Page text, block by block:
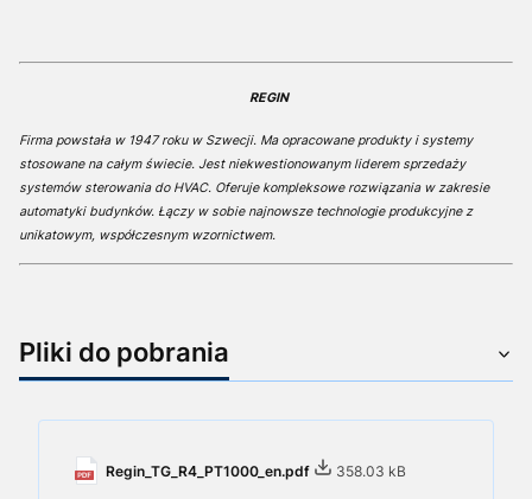
REGIN
Firma powstała w 1947 roku w Szwecji. Ma opracowane produkty i systemy
stosowane na całym świecie. Jest niekwestionowanym liderem sprzedaży
systemów sterowania do HVAC. Oferuje kompleksowe rozwiązania w zakresie
automatyki budynków. Łączy w sobie najnowsze technologie produkcyjne z
unikatowym, współczesnym wzornictwem.
Pliki do pobrania
Regin_TG_R4_PT1000_en.pdf 358.03 kB